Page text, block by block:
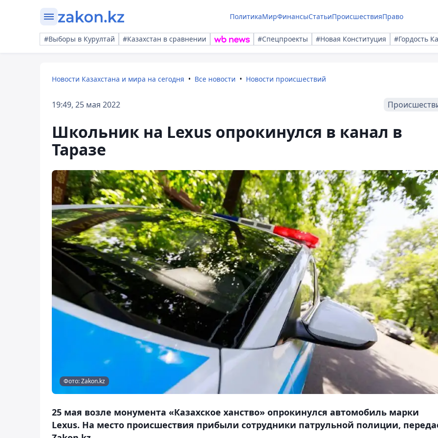
ПолитикаМирФинансыСтатьиПроисшествияПраво
#Выборы в Курултай #Казахстан в сравнении #Спецпроекты #Новая Конституция #Гордость
Новости Казахстана и мира на сегодня Все новости Новости происшествий
19:49, 25 мая 2022
Школьник на Lexus опрокинулся в канал в
Таразе
Фото: Zakon.kz
25 мая возле монумента «Казахское ханство» опрокинулся автомобиль марки
Lexus. На место происшествия прибыли сотрудники патрульной полиции,